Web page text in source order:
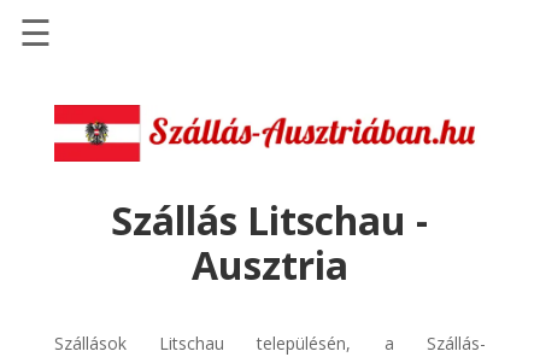
Szállások
Szállásinfo.eu
Repülőjegy
pénzvisszatérítéssel
☰
Szállás Litschau -
Ausztria
Szállások Litschau településén, a Szállás-